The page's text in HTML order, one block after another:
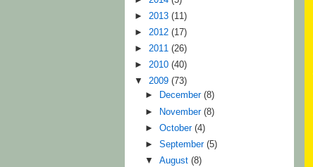
► 2013 (11)
► 2012 (17)
► 2011 (26)
► 2010 (40)
▼ 2009 (73)
►
December(8)
►
November(8)
►October(4)
►September(5)
▼August(8)